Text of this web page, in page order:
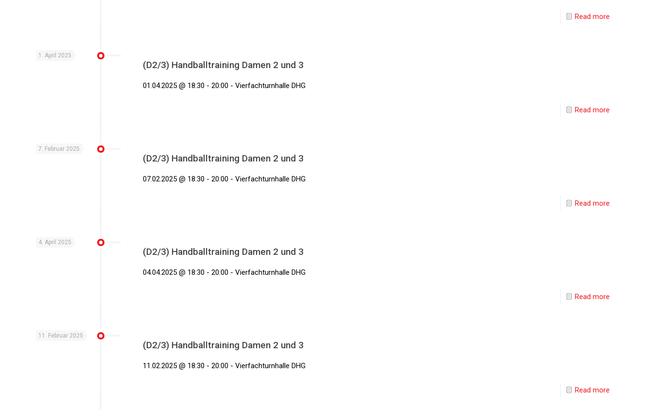
Read more
1. April 2025
(D2/3) Handballtraining Damen 2 und 3
01.04.2025 @ 18:30 - 20:00 - Vierfachturnhalle DHG
Read more
7. Februar 2025
(D2/3) Handballtraining Damen 2 und 3
07.02.2025 @ 18:30 - 20:00 - Vierfachturnhalle DHG
Read more
4. April 2025
(D2/3) Handballtraining Damen 2 und 3
04.04.2025 @ 18:30 - 20:00 - Vierfachturnhalle DHG
Read more
11. Februar 2025
(D2/3) Handballtraining Damen 2 und 3
11.02.2025 @ 18:30 - 20:00 - Vierfachturnhalle DHG
Read more